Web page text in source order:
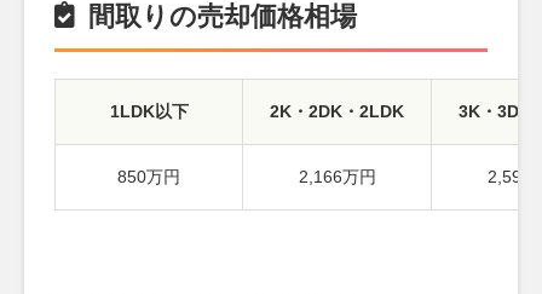
間取りの売却価格相場
1LDK以下 2K・2DK・2LDK 3K・3DK
850万円 2,166万円 2,597